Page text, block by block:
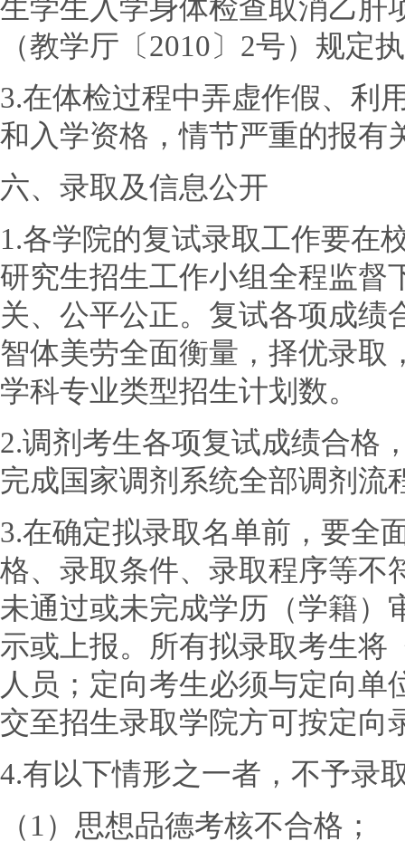
生学生入学身体检查取消乙肝
（教学厅〔2010〕2号）规定
3.在体检过程中弄虚作假、利
和入学资格，情节严重的报有
六、录取及信息公开
1.各学院的复试录取工作要在
研究生招生工作小组全程监督
关、公平公正。复试各项成绩
智体美劳全面衡量，择优录取
学科专业类型招生计划数。
2.调剂考生各项复试成绩合格
完成国家调剂系统全部调剂流
3.在确定拟录取名单前，要全
格、录取条件、录取程序等不
未通过或未完成学历（学籍）
示或上报。所有拟录取考生将
人员；定向考生必须与定向
交至招生录取学院方可按定向
4.有以下情形之一者，不予录
（1）思想品德考核不合格；